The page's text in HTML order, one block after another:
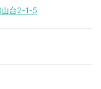
山台2-1-5